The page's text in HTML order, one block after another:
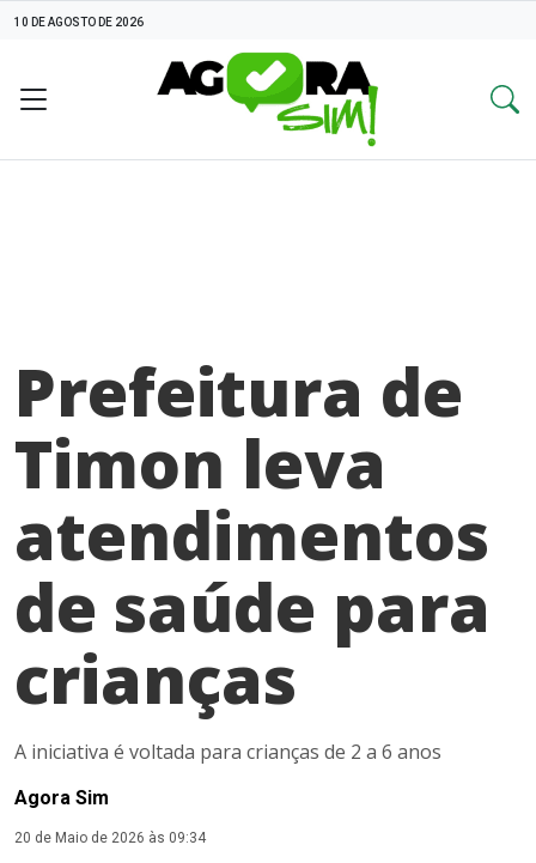
10 DE AGOSTO DE 2026
Prefeitura de
Timon leva
atendimentos
de saúde para
crianças
A iniciativa é voltada para crianças de 2 a 6 anos
Agora Sim
20 de Maio de 2026 às 09:34